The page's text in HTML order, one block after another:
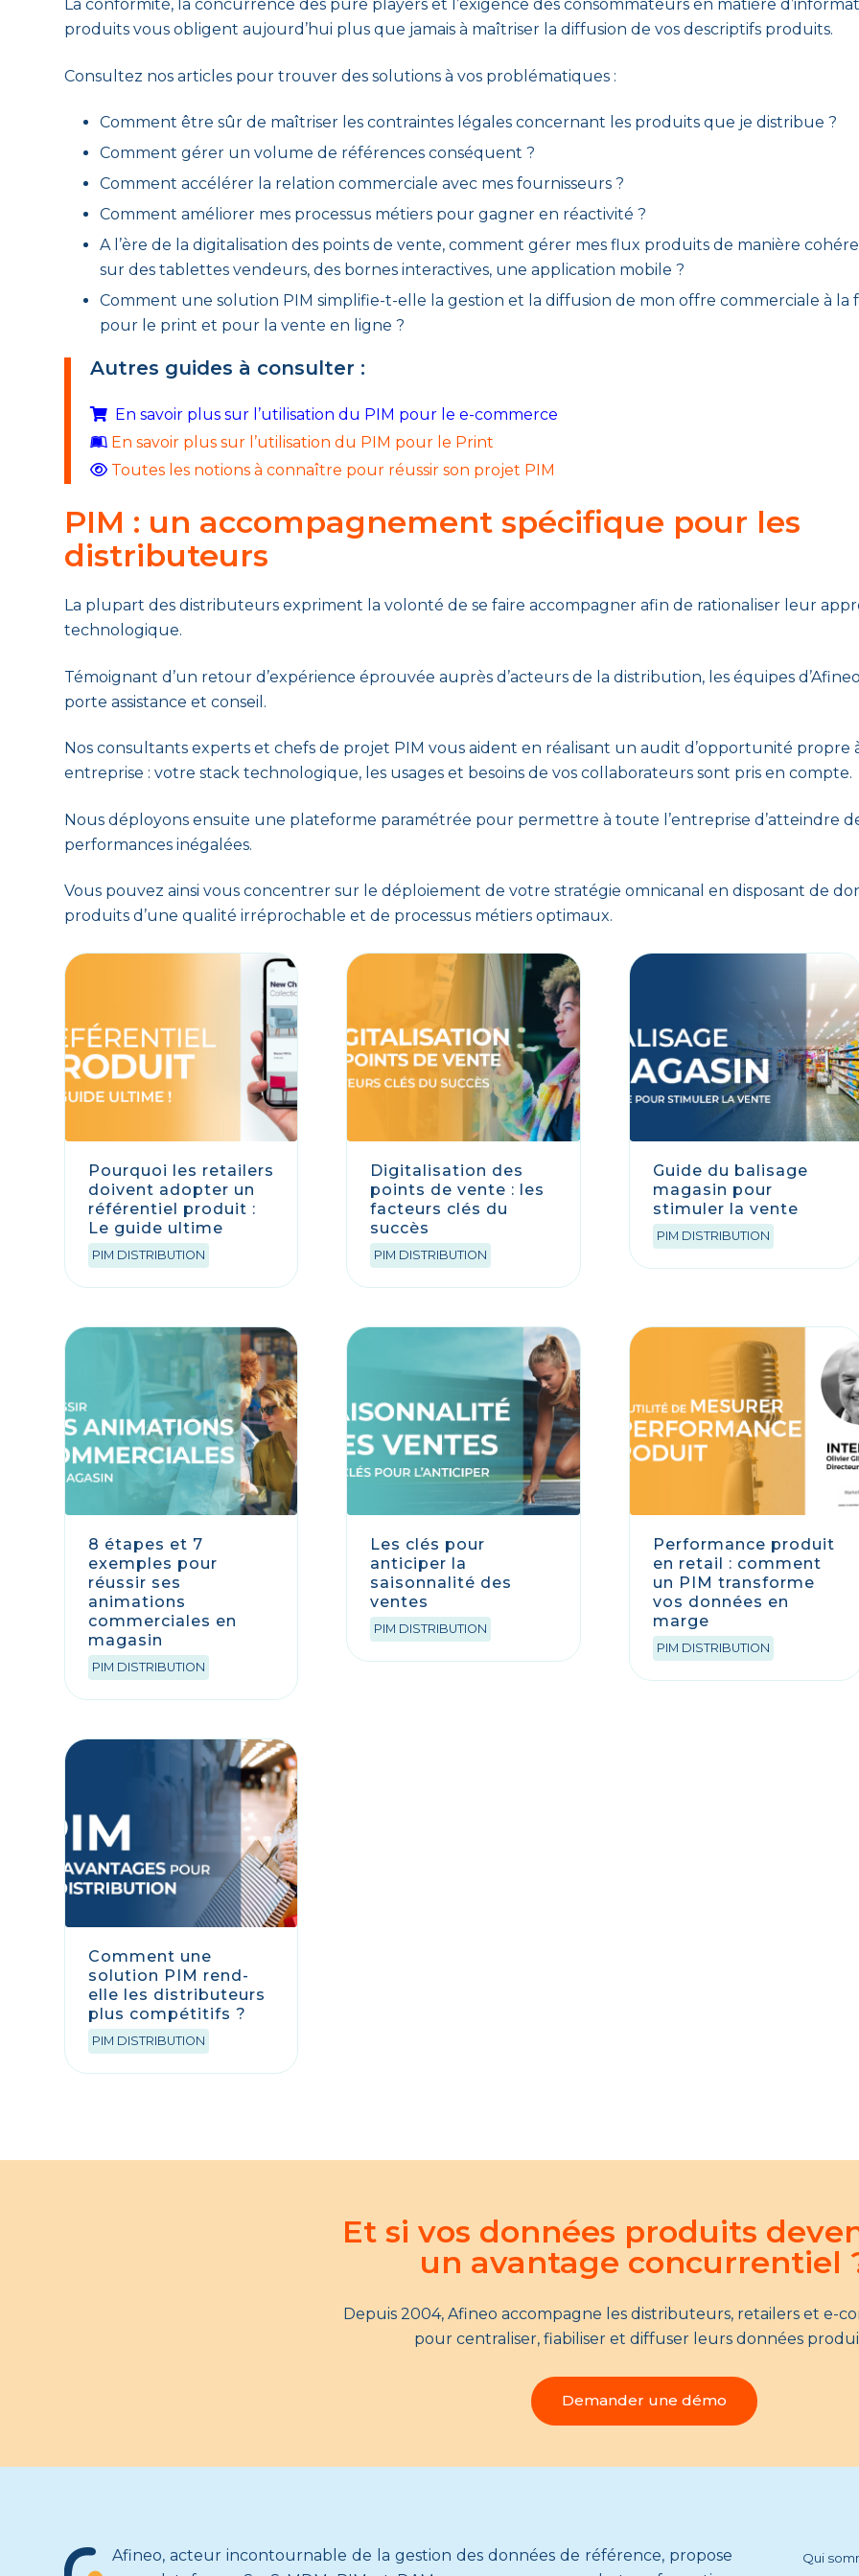
La conformité, la concurrence des pure players et l’exigence des consommateurs en matière
produits vous obligent aujourd’hui plus que jamais à maîtriser la diffusion de vos descriptifs produits.
Consultez nos articles pour trouver des solutions à vos problématiques :
Comment être sûr de maîtriser les contraintes légales concernant les produits que je distribue ?
Comment gérer un volume de références conséquent ?
Comment accélérer la relation commerciale avec mes fournisseurs ?
Comment améliorer mes processus métiers pour gagner en réactivité ?
A l’ère de la digitalisation des points de vente, comment gérer mes flux produits de manière
sur des tablettes vendeurs, des bornes interactives, une application mobile ?
Comment une solution PIM simplifie-t-elle la gestion et la diffusion de mon offre commerciale à la
pour le print et pour la vente en ligne ?
Autres guides à consulter :
En savoir plus sur l’utilisation du PIM pour le e-commerce
En savoir plus sur l’utilisation du PIM pour le Print
Toutes les notions à connaître pour réussir son projet PIM
PIM : un accompagnement spécifique pour les
distributeurs
La plupart des distributeurs expriment la volonté de se faire accompagner afin de rationaliser leur
technologique.
Témoignant d’un retour d’expérience éprouvée auprès d’acteurs de la distribution, les équipes
porte assistance et conseil.
Nos consultants experts et chefs de projet PIM vous aident en réalisant un audit d’opportunité propre
entreprise : votre stack technologique, les usages et besoins de vos collaborateurs sont pris en compte.
Nous déployons ensuite une plateforme paramétrée pour permettre à toute l’entreprise d’atteindre
performances inégalées.
Vous pouvez ainsi vous concentrer sur le déploiement de votre stratégie omnicanal en disposant de
produits d’une qualité irréprochable et de processus métiers optimaux.
Pourquoi les retailers
doivent adopter un
référentiel produit :
Le guide ultime
PIM DISTRIBUTION
Digitalisation des
points de vente : les
facteurs clés du
succès
PIM DISTRIBUTION
Guide du balisage
magasin pour
stimuler la vente
PIM DISTRIBUTION
8 étapes et 7
exemples pour
réussir ses
animations
commerciales en
magasin
PIM DISTRIBUTION
Les clés pour
anticiper la
saisonnalité des
ventes
PIM DISTRIBUTION
Performance produit
en retail : comment
un PIM transforme
vos données en
marge
PIM DISTRIBUTION
Comment une
solution PIM rend-
elle les distributeurs
plus compétitifs ?
PIM DISTRIBUTION
Et si vos données produits
un avantage concurrentiel
Depuis 2004, Afineo accompagne les distributeurs, retailers et e-
pour centraliser, fiabiliser et diffuser leurs données
Demander une démo
Afineo, acteur incontournable de la gestion des données de référence, propose
Qui